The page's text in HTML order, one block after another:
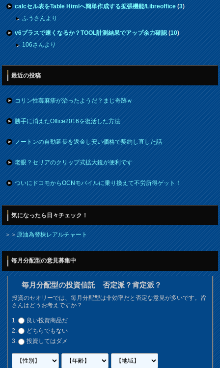
calcセル表をTable Htmlへ簡単作成する拡張機能/Libreoffice(3)
ふうさんより
v6プラスで速くなるか？TOOL計測結果でアップ余力確認(10)
106さんより
最近の投稿
コリン性蕁麻疹が治ったようだ？まじ奇跡ｗ
勝手に消えたOffice2016を復活した方法
ノートンの自動延長を返金し安い価格で契約し直した話
老眼？セリアのクリップ式拡大鏡が便利です
ついにドコモからOCNモバイルに乗り換えて不労所得ゲット！
気になったら日々チェック！
＞＞原油為替株レアルチャート
毎月分配型の意見募集中
毎月分配型の投資信託 否定派？肯定派？
投資のセオリーでは、毎月分配型は非効率だと否定な意見が多いです。皆
さんはどうお考えですか？
良い投資商品だ
どちらでもない
投資してはダメ